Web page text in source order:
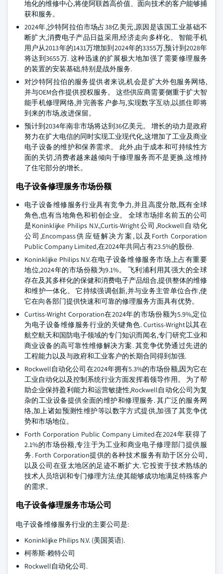
地化的维修中心,将使阿联酋高价值、面向技术的客户能够捕
获和服务。
2024年,沙特阿拉伯市场占38亿美元,原因是该国工业基础不
断扩大,消费电子产品日益采用,经济走向多样化。 智能手机
用户从2013年的1431万增加到2024年的3355万,预计到2028年
将达到3655万. 这种迅速的扩展极大地加强了需要修理服务
的装置的安装基础,特别是战外服务.
对沙特阿拉伯的服务提供者来说,机会是扩大外包服务网络,
并与OEM合作提供授权服务。 这些供应商需要侧重于扩大智
能手机修理网络,并完善客户参与,实现数字互动,以抓住即将
到来的市场,改进保留。
预计到2034年南非市场将达到36亿美元。 增长的动力是政府
努力在扩大电信的同时实现工业现代化,这增加了工业及商业
电子设备的维护和保养需求。 此外,由于成本和可持续性方
面的关切,消费者越来越倾向于修理服务而不是更换,这维持
了住宅部分的增长。
电子设备修理服务市场份额
电子设备维修服务行业具有竞争力,并且高度分散,既有全球
角色,也有当地角色和初创企业。 全球市场排名前五的公司
是Koninklijke Philips N.V.,Curtis-Wright公司,Rockwell自动化
公司,Encompass供应链解决方案,以及Forth Corporation
Public Company Limited,在2024年共同占有23.5%的股份.
Koninklijke Philips N.V.在电子设备维修服务市场上占有重要
地位,2024年的市场份额为9.1%。 飞利浦利用其强大的全球
存在及其多样化的保健和消费电子产品组合,提供整体的维修
和维护一体化。 它持续强调创新,并与业务主管单位合作,使
它在向各部门提供快速和可靠的修理服务方面具有优势。
Curtiss-Wright Corporation在2024年的市场份额为5.9%,定位
为电子设备维修服务行业的关键角色. Curtiss-Wright以其在
航空航天和国防电子领域的专门知识而闻名,专门研究工业和
商业设备的高可靠性维修解决方案. 其竞争优势通过先进的
工程能力以及与政府和工业客户的长期合同得到加强.
Rockwell自动化公司在2024年拥有5.3%的市场份额,因为它在
工业自动化以及控制系统行业方面发挥着领导作用。 为了帮
助企业保持盈利能力和运营敏捷性,Rockwell自动化公司为复
杂的工业设备提供全面的维护和修理服务. 其广泛的服务网
络,加上诸如预测性维护等以数字方式提供,加强了其竞争优
势和市场地位。
Forth Corporation Public Company Limited在2024年获得了
2.1%的市场份额,专注于为工业和商业电子修理部门提供服
务. Forth Corporation提供的各种技术服务有助于区分公司,
以及公司在亚太地区的足迹不断扩大. 它投资于技术熟练的
技术人员培训和专门修理方法,使其能够成功地满足特殊客户
的需求。
电子设备修理服务市场公司
电子设备维修服务行业的主要公司是:
Koninklijke Philips N.V. (美国英语).
柯蒂斯-赖特公司
Rockwell自动化公司.